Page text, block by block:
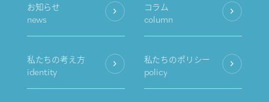
お知らせ
news
コラム
column
私たちの考え方
identity
私たちのポリシー
policy